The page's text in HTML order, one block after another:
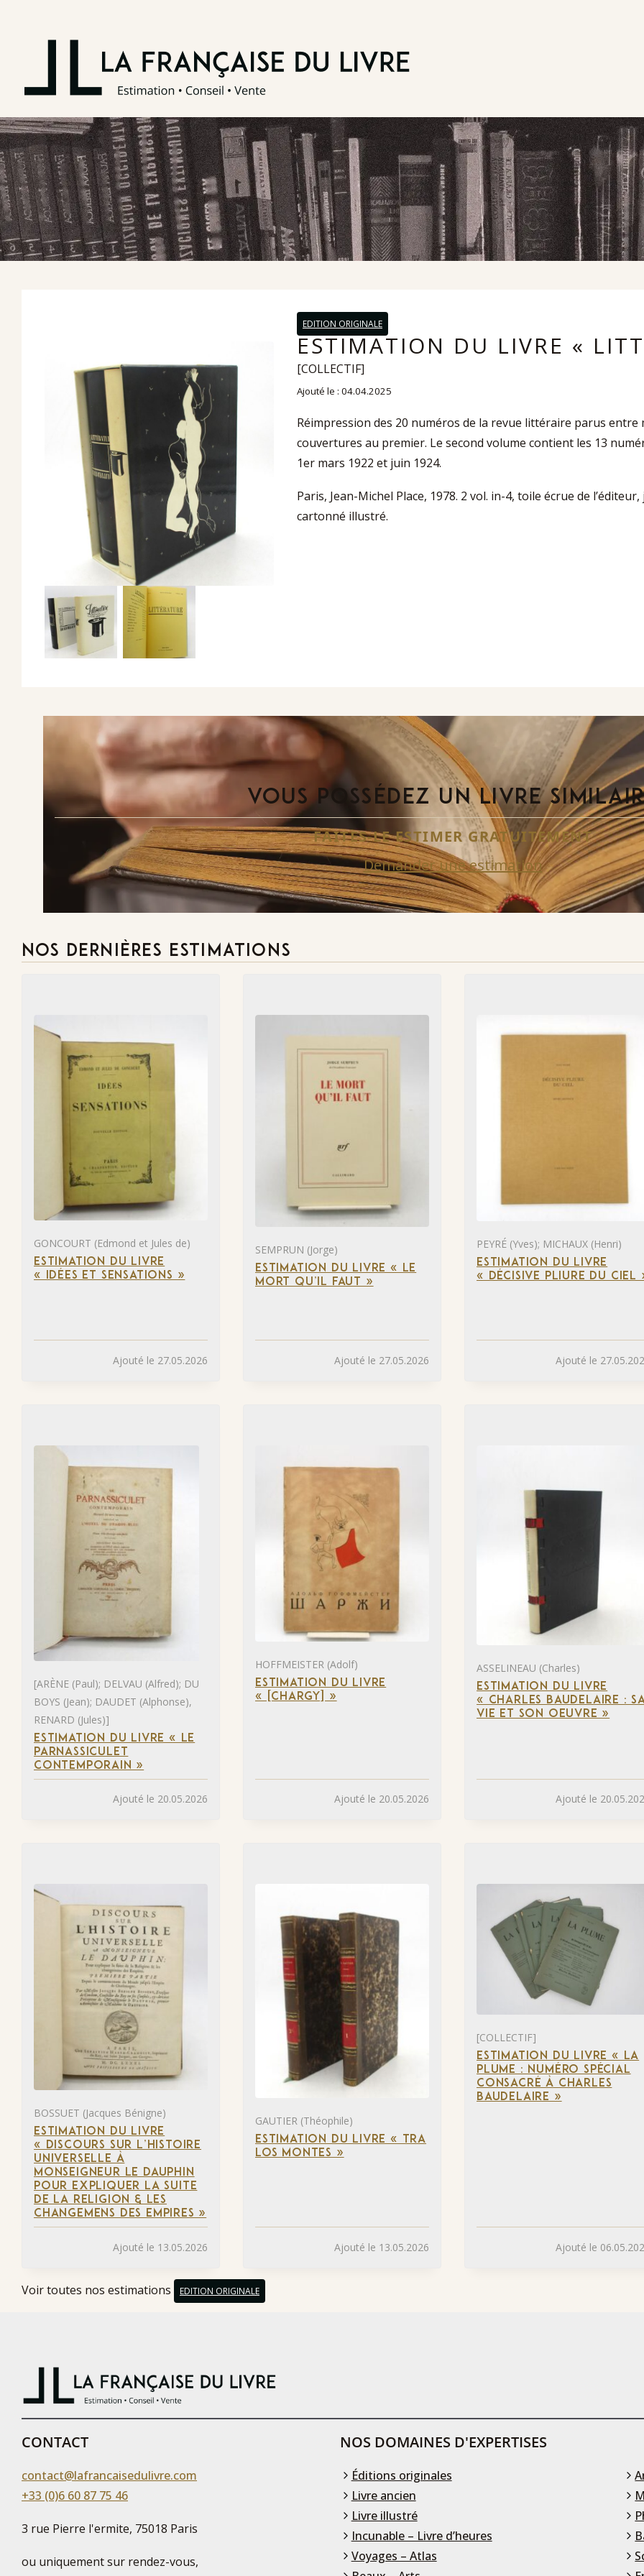
EDITION ORIGINALE
ESTIMATION DU LIVRE «
[COLLECTIF]
Ajouté le : 04.04.2025
Réimpression des 20 numéros de la revue littéraire parus entre
couvertures au premier. Le second volume contient les 13
1er mars 1922 et juin 1924.
Paris, Jean-Michel Place, 1978. 2 vol. in-4, toile écrue de
cartonné illustré.
VOUS POSSÉDEZ UN LIVRE
FAITES-LE ESTIMER GRATUITEMENT
Demander une estimation
NOS DERNIÈRES ESTIMATIONS
GONCOURT (Edmond et Jules de)
ESTIMATION DU LIVRE
« IDÉES ET SENSATIONS »
Ajouté le 27.05.2026
SEMPRUN (Jorge)
ESTIMATION DU LIVRE « LE
MORT QU’IL FAUT »
Ajouté le 27.05.2026
PEYRÉ (Yves); MICHAUX (Henri)
ESTIMATION DU LIVRE
« DÉCISIVE PLIURE DU CIEL
Ajouté le
[ARÈNE (Paul); DELVAU (Alfred); DU
BOYS (Jean); DAUDET (Alphonse),
RENARD (Jules)]
ESTIMATION DU LIVRE « LE
PARNASSICULET
CONTEMPORAIN »
Ajouté le 20.05.2026
HOFFMEISTER (Adolf)
ESTIMATION DU LIVRE
« [CHARGY] »
Ajouté le 20.05.2026
ASSELINEAU (Charles)
ESTIMATION DU LIVRE
« CHARLES BAUDELAIRE :
VIE ET SON OEUVRE »
Ajouté le
BOSSUET (Jacques Bénigne)
ESTIMATION DU LIVRE
« DISCOURS SUR L’HISTOIRE
UNIVERSELLE À
MONSEIGNEUR LE DAUPHIN
POUR EXPLIQUER LA SUITE
DE LA RELIGION & LES
CHANGEMENS DES EMPIRES »
Ajouté le 13.05.2026
GAUTIER (Théophile)
ESTIMATION DU LIVRE « TRA
LOS MONTES »
Ajouté le 13.05.2026
[COLLECTIF]
ESTIMATION DU LIVRE « LA
PLUME : NUMÉRO SPÉCIAL
CONSACRÉ À CHARLES
BAUDELAIRE »
Ajouté le
Voir toutes nos estimations EDITION ORIGINALE
CONTACT
contact@lafrancaisedulivre.com
+33 (0)6 60 87 75 46
3 rue Pierre l'ermite, 75018 Paris
ou uniquement sur rendez-vous,
NOS DOMAINES D'EXPERTISES
Éditions originales
Livre ancien
Livre illustré
Incunable – Livre d’heures
Voyages – Atlas